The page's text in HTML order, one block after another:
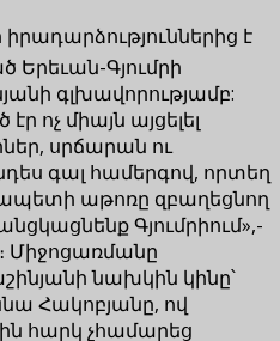
է
Երեւան-Գյումրի
գլխավորությամբ:
ոչ միայն այցելել
սրճարան ու
գալ համերգով, որտեղ
աթոռը զբաղեցնող
Գյումրիում»,-
Միջոցառմանը
նախկին կինը՝
Հակոբյանը, ով
հարկ չհամարեց